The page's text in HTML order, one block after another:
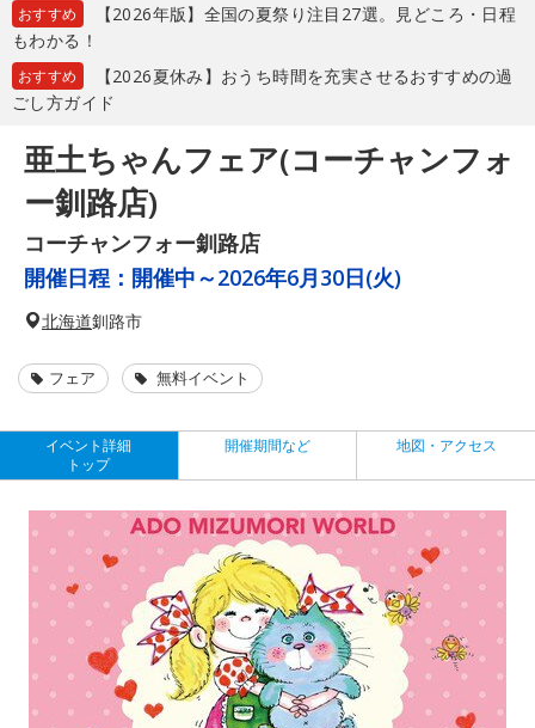
おすすめ
【2026年版】全国の夏祭り注目27選。見どころ・日程
もわかる！
おすすめ
【2026夏休み】おうち時間を充実させるおすすめの過
ごし方ガイド
亜土ちゃんフェア(コーチャンフォ
ー釧路店)
コーチャンフォー釧路店
開催日程： 開催中～2026年6月30日(火)
北海道釧路市
フェア 無料イベント
イベント詳細
トップ
開催期間など 地図・アクセス